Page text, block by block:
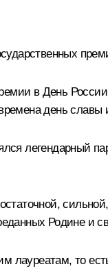
в День
день
легендарный
Родине и
лауреатам, то